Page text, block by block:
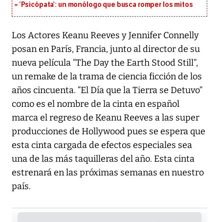
‘Psicópata’: un monólogo que busca romper los mitos
Los Actores Keanu Reeves y Jennifer Connelly
posan en París, Francia, junto al director de su
nueva película “The Day the Earth Stood Still”,
un remake de la trama de ciencia ficción de los
años cincuenta. “El Día que la Tierra se Detuvo”
como es el nombre de la cinta en español
marca el regreso de Keanu Reeves a las super
producciones de Hollywood pues se espera que
esta cinta cargada de efectos especiales sea
una de las más taquilleras del año. Esta cinta
estrenará en las próximas semanas en nuestro
país.